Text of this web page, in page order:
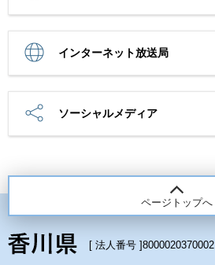
インターネット放送局
ソーシャルメディア
ページトップへ
[ 法人番号 ]8000020370002